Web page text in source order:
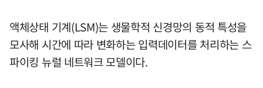
액체상태 기계(LSM)는 생물학적 신경망의 동적 특성을
모사해 시간에 따라 변화하는 입력데이터를 처리하는 스
파이킹 뉴럴 네트워크 모델이다.